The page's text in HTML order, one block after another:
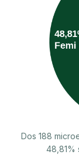
Dos 188
48,81%